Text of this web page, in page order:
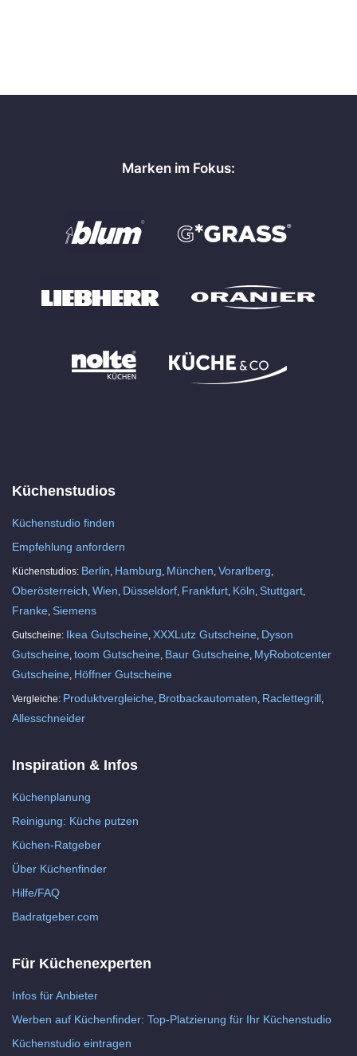
Marken im Fokus:
Küchenstudios
Küchenstudio finden
Empfehlung anfordern
Küchenstudios: Berlin Hamburg München Vorarlberg
Oberösterreich Wien Düsseldorf Frankfurt Köln Stuttgart
Franke Siemens
Gutscheine: Ikea Gutscheine XXXLutz Gutscheine Dyson
Gutscheine toom Gutscheine Baur Gutscheine MyRobotcenter
Gutscheine Höffner Gutscheine
Vergleiche: Produktvergleiche Brotbackautomaten Raclettegrill
Allesschneider
Inspiration & Infos
Küchenplanung
Reinigung: Küche putzen
Küchen-Ratgeber
Über Küchenfinder
Hilfe/FAQ
Badratgeber.com
Für Küchenexperten
Infos für Anbieter
Werben auf Küchenfinder: Top-Platzierung für Ihr Küchenstudio
Küchenstudio eintragen